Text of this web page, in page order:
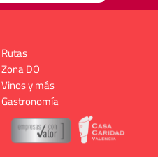
Rutas
Zona DO
Vinos y más
Gastronomía